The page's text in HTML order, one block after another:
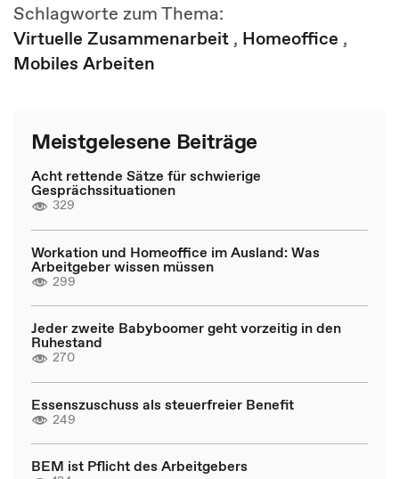
Schlagworte zum Thema:
Virtuelle Zusammenarbeit , Homeoffice ,
Mobiles Arbeiten
Meistgelesene Beiträge
Acht rettende Sätze für schwierige
Gesprächssituationen
329
Workation und Homeoffice im Ausland: Was
Arbeitgeber wissen müssen
299
Jeder zweite Babyboomer geht vorzeitig in den
Ruhestand
270
Essenszuschuss als steuerfreier Benefit
249
BEM ist Pflicht des Arbeitgebers